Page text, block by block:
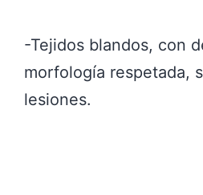
-Tejidos blandos, con
morfología respetada,
lesiones.